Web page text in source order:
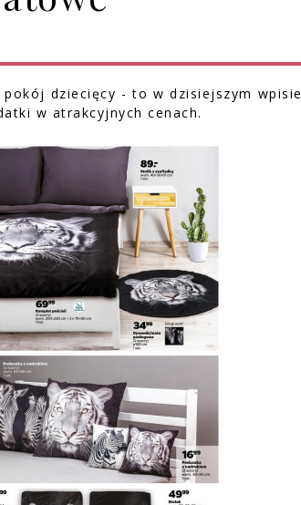
dziecięcy - to w dzisiejszym wpisie
w atrakcyjnych cenach.